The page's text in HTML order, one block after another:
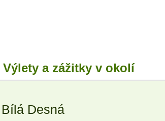
Výlety a zážitky v okolí
Desná